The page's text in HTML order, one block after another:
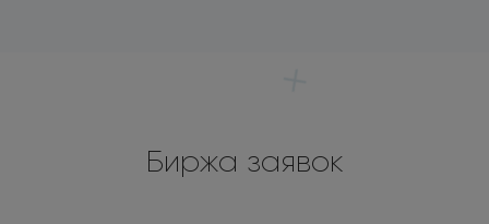
Биржа заявок